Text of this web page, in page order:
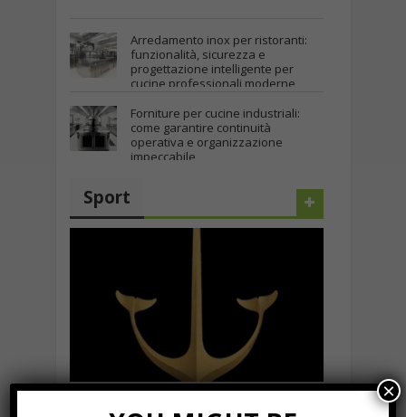
Arredamento inox per ristoranti:
funzionalità, sicurezza e
progettazione intelligente per
cucine professionali moderne
Gennaio 12th, 2026
Forniture per cucine industriali:
come garantire continuità
operativa e organizzazione
impeccabile
Sport
×